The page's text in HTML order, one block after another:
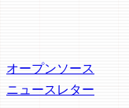
オープンソース
ニュースレター